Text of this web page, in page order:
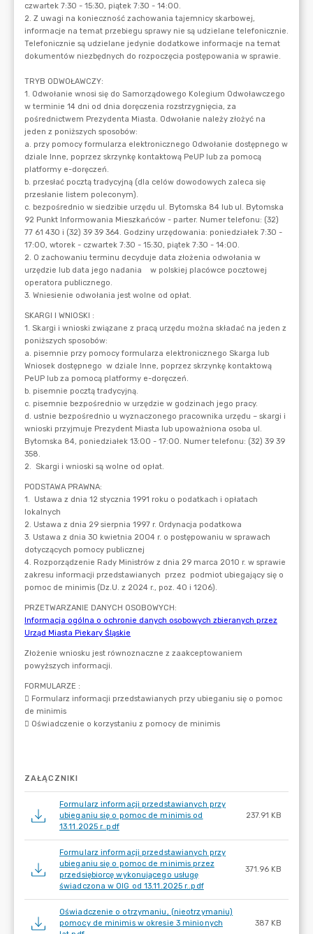
ZAŁĄCZNIKI
Formularz informacji przedstawianych przy
ubieganiu się o pomoc de minimis od
13.11.2025 r..pdf
237.91 KB
Formularz informacji przedstawianych przy
ubieganiu się o pomoc de minimis przez
przedsiębiorcę wykonującego usługę
świadczona w OIG od 13.11.2025 r..pdf
371.96 KB
Oświadczenie o otrzymaniu, (nieotrzymaniu)
pomocy de minimis w okresie 3 minionych
387 KB